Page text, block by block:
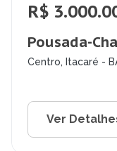
R$
Pousada-
Centro, Itacaré -
Ver